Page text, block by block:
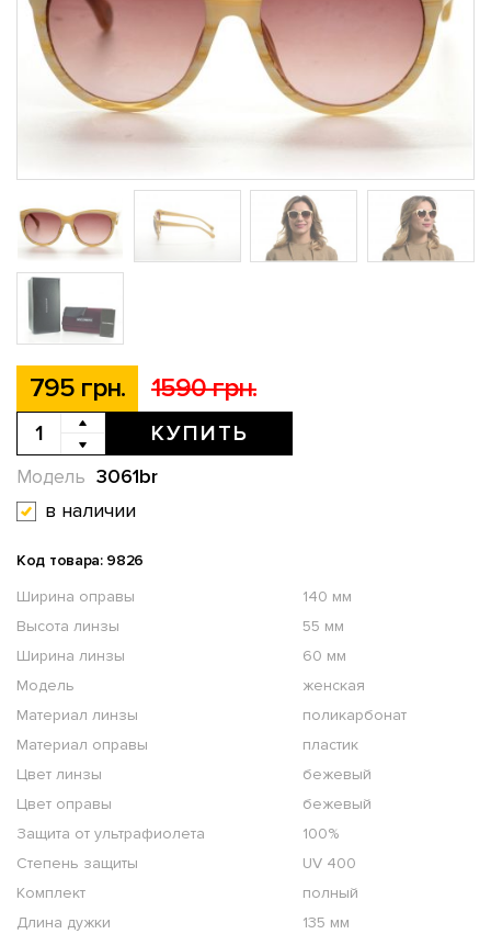
795 грн. 1590 грн.
КУПИТЬ
3061br
Модель
в наличии
Код товара: 9826
Ширина оправы
140 мм
Высота линзы
55 мм
Ширина линзы
60 мм
Модель
женская
Материал линзы
поликарбонат
Материал оправы
пластик
Цвет линзы
бежевый
Цвет оправы
бежевый
Защита от ультрафиолета
100%
Степень защиты
UV 400
Комплект
полный
Длина дужки
135 мм